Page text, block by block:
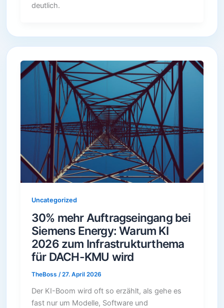
deutlich.
Uncategorized
30% mehr Auftragseingang bei
Siemens Energy: Warum KI
2026 zum Infrastrukturthema
für DACH-KMU wird
TheBoss /27. April 2026
Der KI-Boom wird oft so erzählt, als gehe es
fast nur um Modelle, Software und